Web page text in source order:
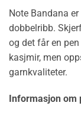
Note Bandana
dobbelribb.
og det får en
kasjmir, men
garnkvaliteter.
Informasjon om